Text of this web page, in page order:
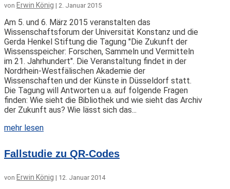
von Erwin König | 2. Januar 2015
Am 5. und 6. März 2015 veranstalten das
Wissenschaftsforum der Universität Konstanz und die
Gerda Henkel Stiftung die Tagung "Die Zukunft der
Wissensspeicher: Forschen, Sammeln und Vermitteln
im 21. Jahrhundert". Die Veranstaltung findet in der
Nordrhein-Westfälischen Akademie der
Wissenschaften und der Künste in Düsseldorf statt.
Die Tagung will Antworten u.a. auf folgende Fragen
finden: Wie sieht die Bibliothek und wie sieht das Archiv
der Zukunft aus? Wie lässt sich das...
mehr lesen
Fallstudie zu QR-Codes
von Erwin König | 12. Januar 2014